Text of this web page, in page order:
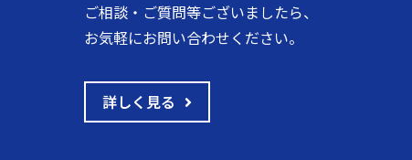
ご相談・ご質問等ございましたら、
お気軽にお問い合わせください。
詳しく見る